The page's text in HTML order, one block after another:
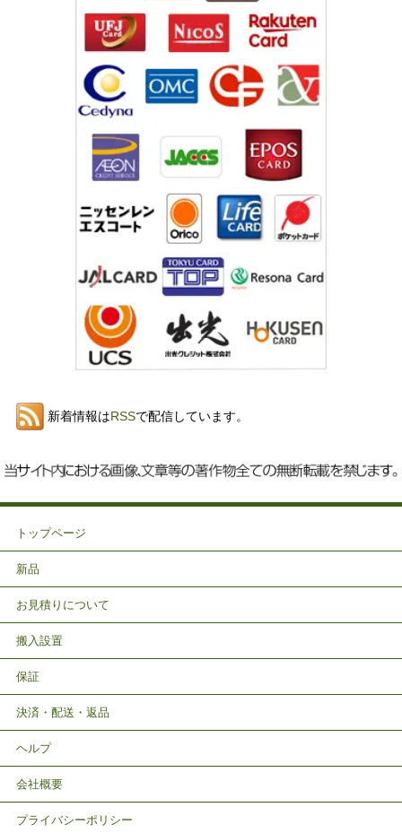
新着情報はRSSで配信しています。
トップページ
新品
お見積りについて
搬入設置
保証
決済・配送・返品
ヘルプ
会社概要
プライバシーポリシー